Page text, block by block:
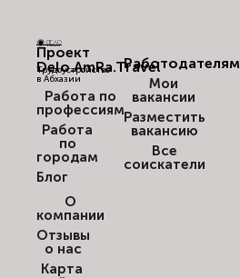
Проект
Delo.AmRa.Travel
Трудоустройство
в Абхазии
Работа по
профессиям
Работа
по
городам
Блог
О
компании
Отзывы
о нас
Карта
Работодателям
Мои
вакансии
Разместить
вакансию
Все
соискатели